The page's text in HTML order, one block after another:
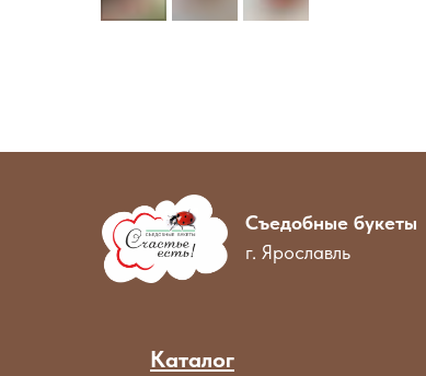
Съедобные букеты
г. Ярославль
Каталог